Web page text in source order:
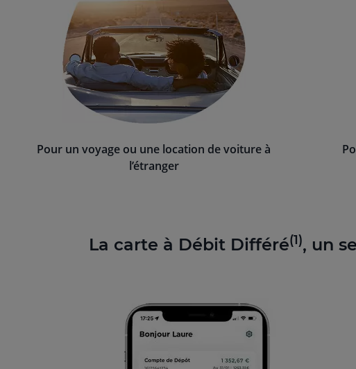
Pour un voyage ou une location de voiture à
l’étranger
La carte à Débit Différé(1), un